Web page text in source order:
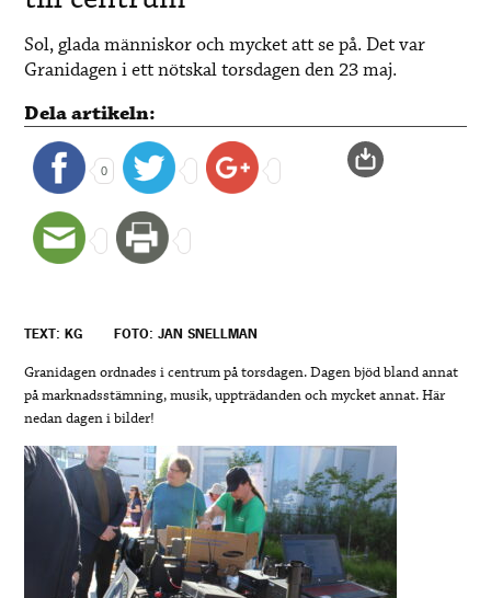
Sol, glada människor och mycket att se på. Det var
Granidagen i ett nötskal torsdagen den 23 maj.
Dela artikeln:
0
TEXT: KG FOTO: JAN SNELLMAN
Granidagen ordnades i centrum på torsdagen. Dagen bjöd bland annat
på marknadsstämning, musik, uppträdanden och mycket annat.Här
nedan dagen i bilder!